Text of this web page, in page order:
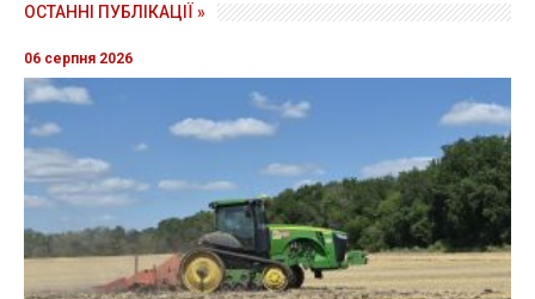
ОСТАННІ ПУБЛІКАЦІЇ »
06 серпня 2026